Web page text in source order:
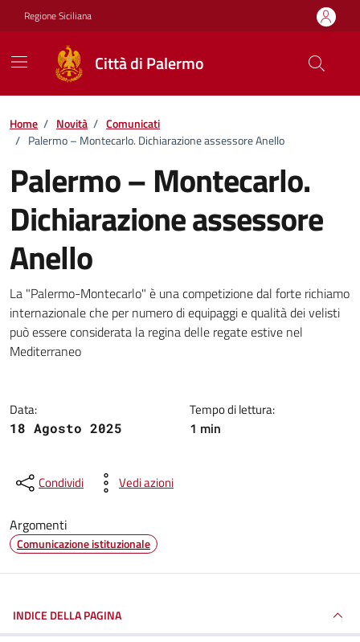
Vai ai contenuti
Vai al footer
Regione Siciliana
Città di Palermo
Home / Novità / Comunicati
/ Palermo – Montecarlo. Dichiarazione assessore Anello
Palermo – Montecarlo.
Dichiarazione assessore
Anello
Dettagli della notizia
La "Palermo-Montecarlo" è una competizione dal forte richiamo
internazionale che per numero di equipaggi e qualità dei velisti
può essere considerata la regina delle regate estive nel
Mediterraneo
Data:
18 Agosto 2025
Tempo di lettura:
1 min
Condividi Vedi azioni
Argomenti
Comunicazione istituzionale
INDICE DELLA PAGINA